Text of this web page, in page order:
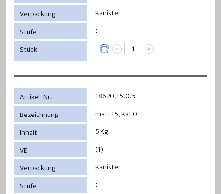
Kanister
C
18620.15.0.5
matt 15, Kat 0
5 Kg
(1)
Kanister
C